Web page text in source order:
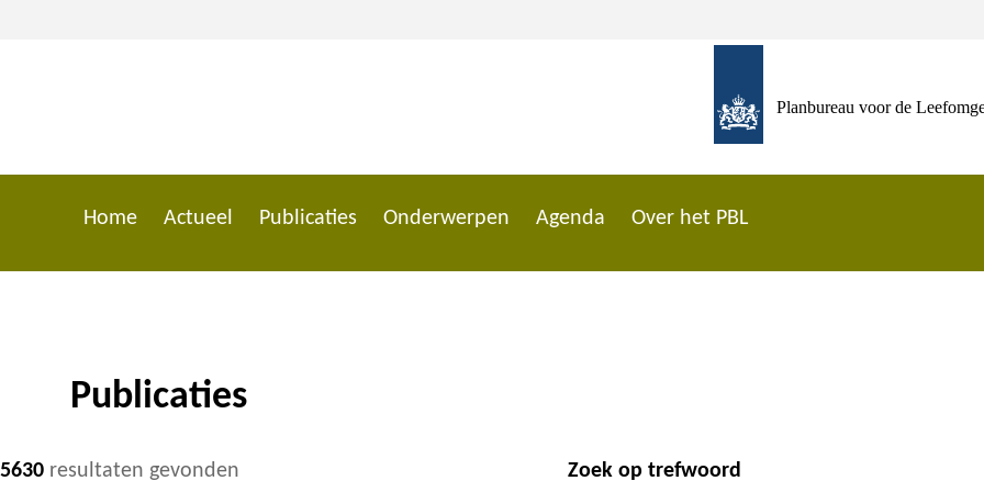
inhoud
Planbureau voor de
Home Actueel Publicaties Onderwerpen Agenda Over het PBL
Kruimelpad
Publicaties
5630 resultaten gevonden Zoek op trefwoord